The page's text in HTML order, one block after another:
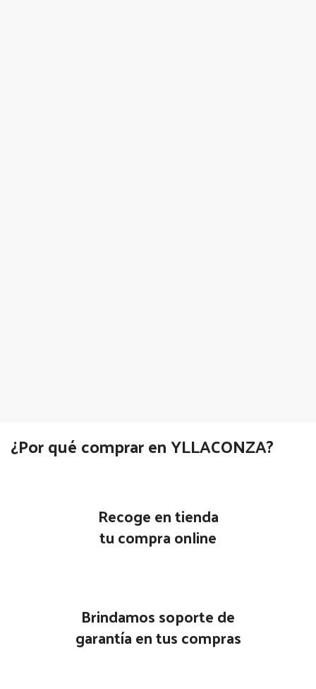
¿Por qué comprar en YLLACONZA?
Recoge en tienda
tu compra online
Brindamos soporte de
garantía en tus compras